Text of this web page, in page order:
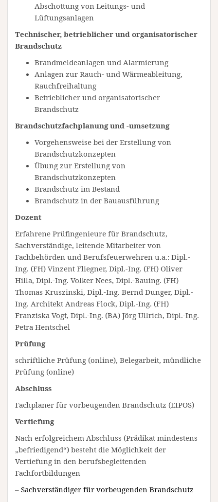
Abschottung von Leitungs- und
Lüftungsanlagen
Technischer, betrieblicher und organisatorischer
Brandschutz
Brandmeldeanlagen und Alarmierung
Anlagen zur Rauch- und Wärmeableitung,
Rauchfreihaltung
Betrieblicher und organisatorischer
Brandschutz
Brandschutzfachplanung und -umsetzung
Vorgehensweise bei der Erstellung von
Brandschutzkonzepten
Übung zur Erstellung von
Brandschutzkonzepten
Brandschutz im Bestand
Brandschutz in der Bauausführung
Dozent
Erfahrene Prüfingenieure für Brandschutz,
Sachverständige, leitende Mitarbeiter von
Fachbehörden und Berufsfeuerwehren u.a.: Dipl.-
Ing. (FH) Vinzent Fliegner, Dipl.-Ing. (FH) Oliver
Hilla, Dipl.-Ing. Volker Nees, Dipl.-Bauing. (FH)
Thomas Kruszinski, Dipl.-Ing. Bernd Dunger, Dipl.-
Ing. Architekt Andreas Flock, Dipl.-Ing. (FH)
Franziska Vogt, Dipl.-Ing. (BA) Jörg Ullrich, Dipl.-Ing.
Petra Hentschel
Prüfung
schriftliche Prüfung (online), Belegarbeit, mündliche
Prüfung (online)
Abschluss
Fachplaner für vorbeugenden Brandschutz (EIPOS)
Vertiefung
Nach erfolgreichem Abschluss (Prädikat mindestens
„befriedigend“) besteht die Möglichkeit der
Vertiefung in den berufsbegleitenden
Fachfortbildungen
– Sachverständiger für vorbeugenden Brandschutz